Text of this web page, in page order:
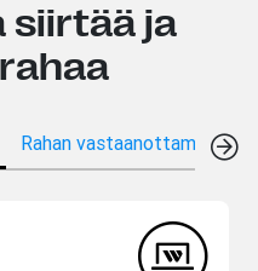
siirtää ja
Rahan vastaanottamistavat